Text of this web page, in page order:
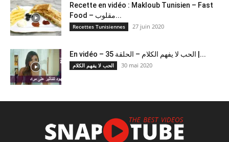
Recette en vidéo : Makloub Tunisien – Fast
Food – مقلوب...
Recettes Tunisiennes 27 juin 2020
En vidéo – الحب لا يفهم الكلام – الحلقة 35 |...
الحب لا يفهم الكلام 30 mai 2020